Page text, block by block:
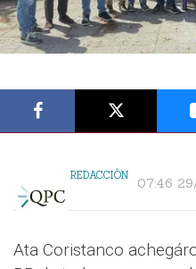
REDACCIÓN 07:46
Ata Coristanco